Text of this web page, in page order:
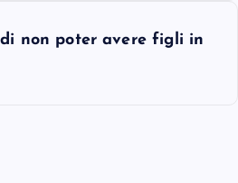
di non poter avere figli in